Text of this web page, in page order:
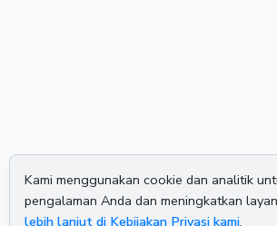
Kami menggunakan cookie dan analitik
pengalaman Anda dan meningkatkan
lebih lanjut di Kebijakan Privasi kami.